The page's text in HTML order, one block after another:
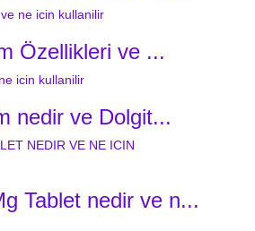
Özellikleri ve ...
nedir ve Dolgit...
Tablet nedir ve n...